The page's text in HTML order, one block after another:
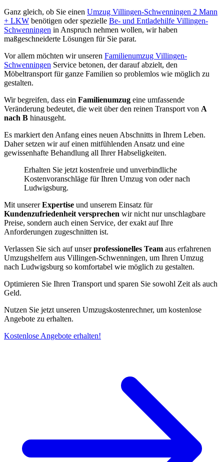
Ganz gleich, ob Sie einen Umzug Villingen-Schwenningen 2 Mann
+ LKW benötigen oder spezielle Be- und Entladehilfe Villingen-
Schwenningen in Anspruch nehmen wollen, wir haben
maßgeschneiderte Lösungen für Sie parat.
Vor allem möchten wir unseren Familienumzug Villingen-
Schwenningen Service betonen, der darauf abzielt, den
Möbeltransport für ganze Familien so problemlos wie möglich zu
gestalten.
Wir begreifen, dass ein Familienumzug eine umfassende
Veränderung bedeutet, die weit über den reinen Transport von A
nach B hinausgeht.
Es markiert den Anfang eines neuen Abschnitts in Ihrem Leben.
Daher setzen wir auf einen mitfühlenden Ansatz und eine
gewissenhafte Behandlung all Ihrer Habseligkeiten.
Erhalten Sie jetzt kostenfreie und unverbindliche
Kostenvoranschläge für Ihren Umzug von oder nach
Ludwigsburg.
Mit unsererExpertise und unserem Einsatz für
Kundenzufriedenheit versprechen wir nicht nur unschlagbare
Preise, sondern auch einen Service, der exakt auf Ihre
Anforderungen zugeschnitten ist.
Verlassen Sie sich auf unserprofessionelles Team aus erfahrenen
Umzugshelfern aus Villingen-Schwenningen, um Ihren Umzug
nach Ludwigsburg so komfortabel wie möglich zu gestalten.
Optimieren Sie Ihren Transport und sparen Sie sowohl Zeit als auch
Geld.
Nutzen Sie jetzt unseren Umzugskostenrechner, um kostenlose
Angebote zu erhalten.
Kostenlose Angebote erhalten!